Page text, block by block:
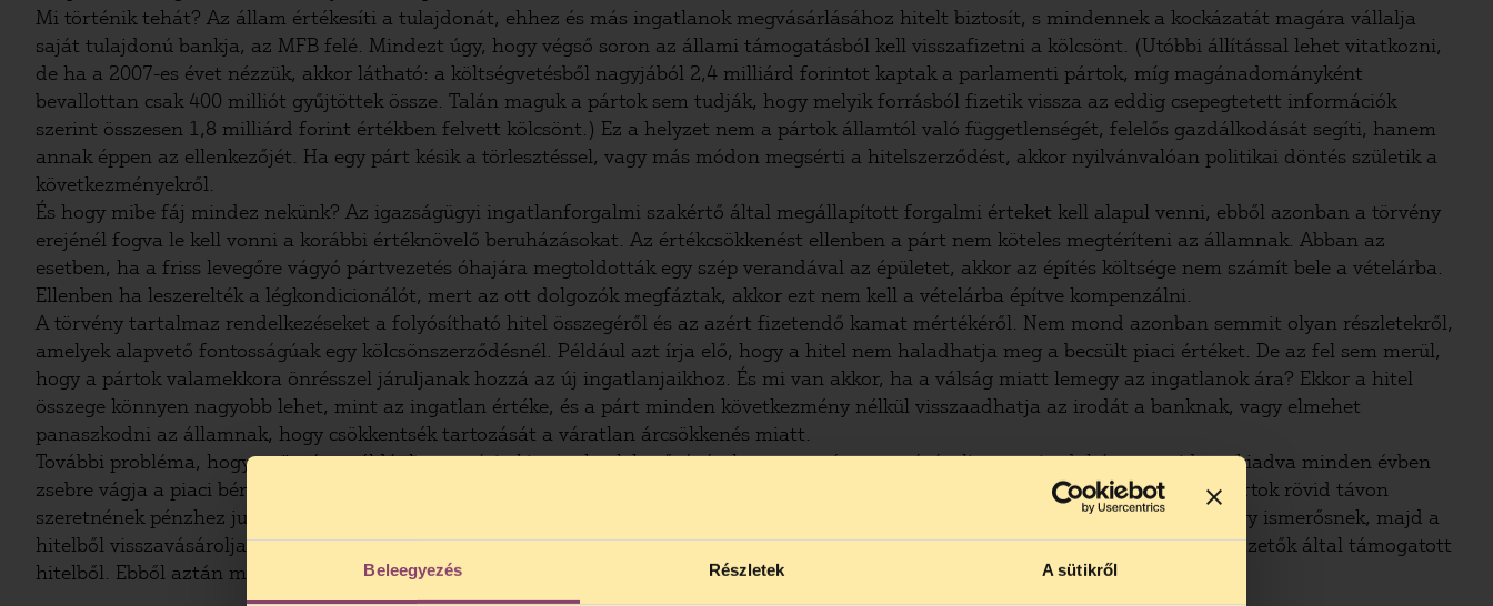
Beleegyezés Részletek A sütikről
Mi történik tehát? Az állam értékesíti a tulajdonát, ehhez és más ingatlanok megvásárlásához hitelt biztosít, s mindennek a kockázatát magára vállalja
saját tulajdonú bankja, az MFB felé. Mindezt úgy, hogy végső soron az állami támogatásból kell visszafizetni a kölcsönt. (Utóbbi állítással lehet vitatkozni,
de ha a 2007-es évet nézzük, akkor látható: a költségvetésből nagyjából 2,4 milliárd forintot kaptak a parlamenti pártok, míg magánadományként
bevallottan csak 400 milliót gyűjtöttek össze. Talán maguk a pártok sem tudják, hogy melyik forrásból fizetik vissza az eddig csepegtetett információk
szerint összesen 1,8 milliárd forint értékben felvett kölcsönt.) Ez a helyzet nem a pártok államtól való függetlenségét, felelős gazdálkodását segíti, hanem
annak éppen az ellenkezőjét. Ha egy párt késik a törlesztéssel, vagy más módon megsérti a hitelszerződést, akkor nyilvánvalóan politikai döntés születik a
következményekről.
És hogy mibe fáj mindez nekünk? Az igazságügyi ingatlanforgalmi szakértő által megállapított forgalmi érteket kell alapul venni, ebből azonban a törvény
erejénél fogva le kell vonni a korábbi értéknövelő beruházásokat. Az értékcsökkenést ellenben a párt nem köteles megtéríteni az államnak. Abban az
esetben, ha a friss levegőre vágyó pártvezetés óhajára megtoldották egy szép verandával az épületet, akkor az építés költsége nem számít bele a vételárba.
Ellenben ha leszerelték a légkondicionálót, mert az ott dolgozók megfáztak, akkor ezt nem kell a vételárba építve kompenzálni.
A törvény tartalmaz rendelkezéseket a folyósítható hitel összegéről és az azért fizetendő kamat mértékéről. Nem mond azonban semmit olyan részletekről,
amelyek alapvető fontosságúak egy kölcsönszerződésnél. Például azt írja elő, hogy a hitel nem haladhatja meg a becsült piaci értéket. De az fel sem merül,
hogy a pártok valamekkora önrésszel járuljanak hozzá az új ingatlanjaikhoz. És mi van akkor, ha a válság miatt lemegy az ingatlanok ára? Ekkor a hitel
összege könnyen nagyobb lehet, mint az ingatlan értéke, és a párt minden következmény nélkül visszaadhatja az irodát a banknak, vagy elmehet
panaszkodni az államnak, hogy csökkentsék tartozását a váratlan árcsökkenés miatt.
További probléma, hogy a törvény például nem zárja ki annak a lehetőségét, hogy egy párt megvásároljon egy irodaházat, majd azt kiadva minden évben
zsebre vágja a piaci bérleti díj és a kedvezményes hitel kamata közötti különbözetet. Ennél csúnyább dolgok sem zárhatók ki, ha a pártok rövid távon
szeretnének pénzhez jutni. Tegyük fel például, hogy egy párt máris rendelkezik egy nagyméretű ingatlannal. Ha azt gyorsan eladja egy ismerősnek, majd a
hitelből visszavásárolja, akkor a művelet végén a bankszámláján marad az MFB-től kapott néhány tíz- vagy százmillió forint az adófizetők által támogatott
hitelből. Ebből aztán mondjuk
remekül finanszírozhatja a jövő évi